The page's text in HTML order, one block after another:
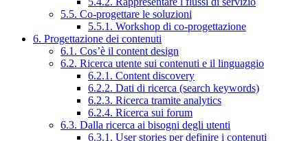
5.5. Co-progettare le soluzioni
5.5.1. Workshop di co-progettazione
6. Progettazione dei contenuti
6.1. Cos’è il content design
6.2. Ricerca utente sui contenuti e il linguaggio
6.2.1. Content discovery
6.2.2. Dati di ricerca (search keywords)
6.2.3. Ricerca tramite analytics
6.2.4. Ricerca sui forum
6.3. Dalla ricerca ai bisogni degli utenti
6.3.1. User stories per definire i contenuti